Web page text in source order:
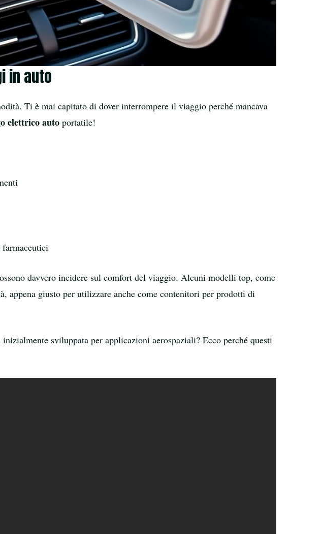
in auto
Ti è mai capitato di dover interrompere il viaggio perché mancava
elettrico auto portatile!
davvero incidere sul comfort del viaggio. Alcuni modelli top, come
giusto per utilizzare anche come contenitori per prodotti di
sviluppata per applicazioni aerospaziali? Ecco perché questi